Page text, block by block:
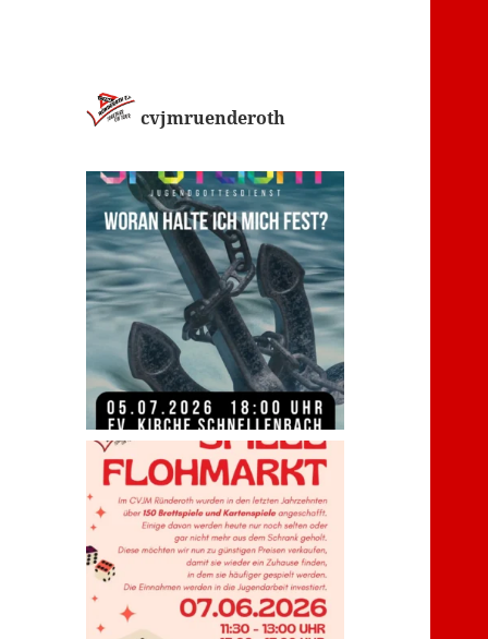
cvjmruenderoth